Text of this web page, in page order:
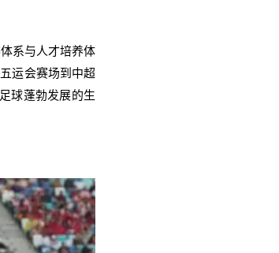
系与人才培养体
运会赛场到中超
球蓬勃发展的生